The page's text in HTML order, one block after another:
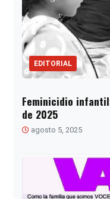
EDITORIAL
Feminicidio
de 2025
agosto 5, 2025